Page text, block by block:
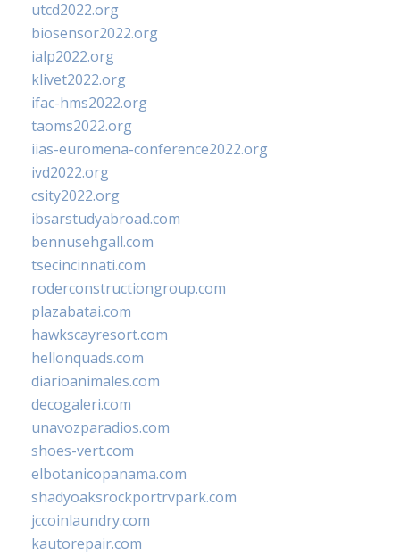
utcd2022.org
biosensor2022.org
ialp2022.org
klivet2022.org
ifac-hms2022.org
taoms2022.org
iias-euromena-conference2022.org
ivd2022.org
csity2022.org
ibsarstudyabroad.com
bennusehgall.com
tsecincinnati.com
roderconstructiongroup.com
plazabatai.com
hawkscayresort.com
hellonquads.com
diarioanimales.com
decogaleri.com
unavozparadios.com
shoes-vert.com
elbotanicopanama.com
shadyoaksrockportrvpark.com
jccoinlaundry.com
kautorepair.com